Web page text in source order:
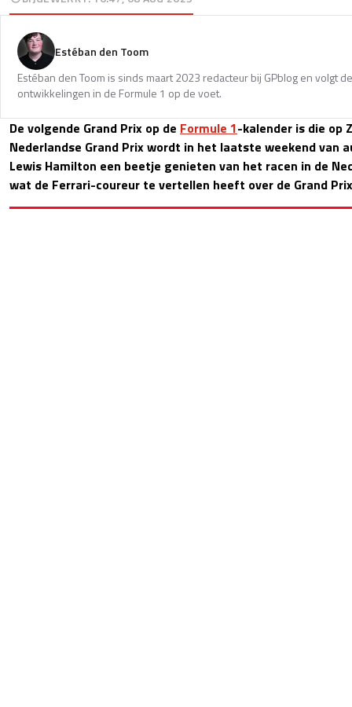
Estéban den Toom
Estéban den Toom is sinds maart 2023 redacteur bij GPblog en volgt
ontwikkelingen in de Formule 1 op de voet.
De volgende Grand Prix op de Formule 1-kalender is die op
Nederlandse Grand Prix wordt in het laatste weekend van
Lewis Hamilton een beetje genieten van het racen in de
wat de Ferrari-coureur te vertellen heeft over de Grand